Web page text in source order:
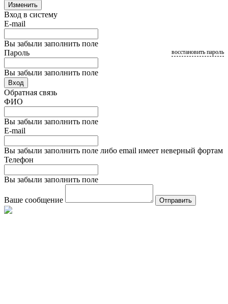
Изменить
Вход в систему
E-mail
Вы забыли заполнить поле
Пароль
Вы забыли заполнить поле
восстановить пароль
Вход
Обратная связь
ФИО
Вы забыли заполнить поле
E-mail
Вы забыли заполнить поле либо email имеет неверный фортам
Телефон
Вы забыли заполнить поле
Ваше сообщение Отправить